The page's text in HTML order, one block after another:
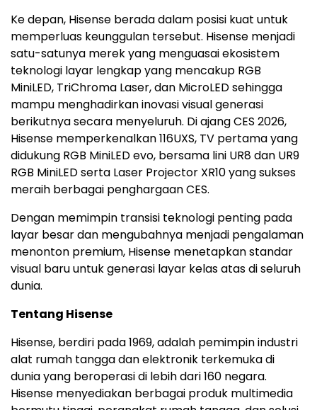
Ke depan, Hisense berada dalam posisi kuat untuk
memperluas keunggulan tersebut. Hisense menjadi
satu-satunya merek yang menguasai ekosistem
teknologi layar lengkap yang mencakup RGB
MiniLED, TriChroma Laser, dan MicroLED sehingga
mampu menghadirkan inovasi visual generasi
berikutnya secara menyeluruh. Di ajang CES 2026,
Hisense memperkenalkan 116UXS, TV pertama yang
didukung RGB MiniLED evo, bersama lini UR8 dan UR9
RGB MiniLED serta Laser Projector XR10 yang sukses
meraih berbagai penghargaan CES.
Dengan memimpin transisi teknologi penting pada
layar besar dan mengubahnya menjadi pengalaman
menonton premium, Hisense menetapkan standar
visual baru untuk generasi layar kelas atas di seluruh
dunia.
Tentang Hisense
Hisense, berdiri pada 1969, adalah pemimpin industri
alat rumah tangga dan elektronik terkemuka di
dunia yang beroperasi di lebih dari 160 negara.
Hisense menyediakan berbagai produk multimedia